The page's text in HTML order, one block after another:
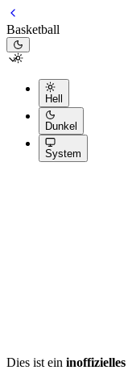
Basketball
Hell
Dunkel
System
Dies ist ein inoffizielles